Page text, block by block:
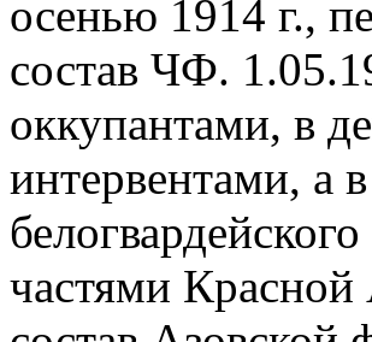
осенью 1914 г.,
состав ЧФ.
оккупантами, в
интервентами, а
частями